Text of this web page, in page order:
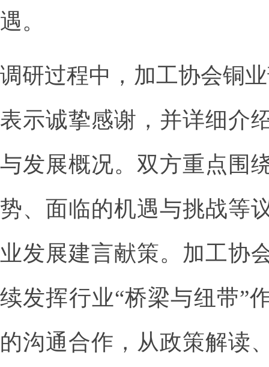
遇。
调研过程中，加工协会铜
表示诚挚感谢，并详细介
与发展概况。双方重点围
势、面临的机遇与挑战等
业发展建言献策。加工协
续发挥行业“桥梁与纽带”
的沟通合作，从政策解读